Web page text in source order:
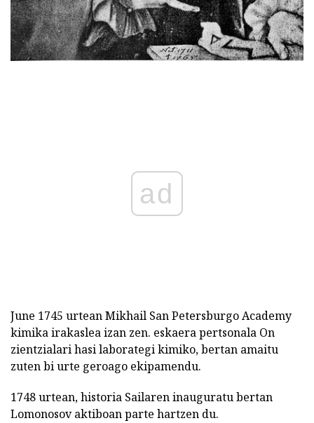
ad
June 1745 urtean Mikhail San Petersburgo Academy
kimika irakaslea izan zen. eskaera pertsonala On
zientzialari hasi laborategi kimiko, bertan amaitu
zuten bi urte geroago ekipamendu.
1748 urtean, historia Sailaren inauguratu bertan
Lomonosov aktiboan parte hartzen du.